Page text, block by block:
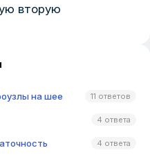
вторую
на шее 11 ответов
4 ответа
4 ответа